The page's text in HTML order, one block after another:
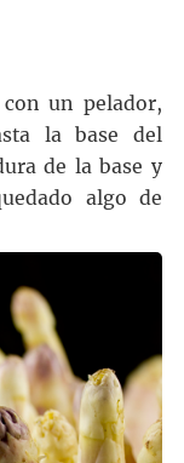
un pelador,
la base del
de la base y
algo de